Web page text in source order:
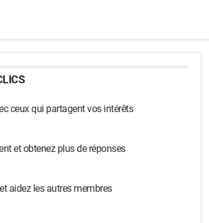
ceux qui partagent vos intérêts
et obtenez plus de réponses
aidez les autres membres